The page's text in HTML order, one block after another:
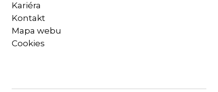
Kariéra
Kontakt
Mapa webu
Cookies